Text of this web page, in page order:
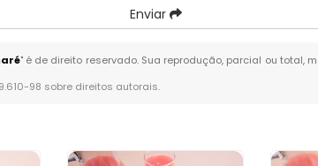
Enviar
" é de direito reservado. Sua reprodução, parcial ou total,
9.610-98 sobre direitos autorais.